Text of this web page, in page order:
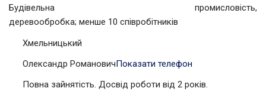
Будівельна промисловість,
деревообробка; менше 10 співробітників
Хмельницький
Олександр РомановичПоказати телефон
Повна зайнятість. Досвід роботи від 2 років.